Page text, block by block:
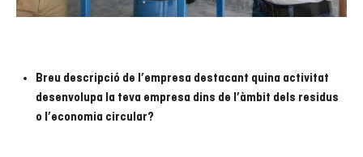
Breu descripció de l’empresa destacant quina activitat
desenvolupa la teva empresa dins de l’àmbit dels residus
o l’economia circular?